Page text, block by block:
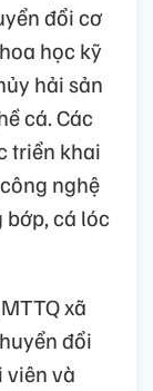
đổi cơ
học kỹ
hải sản
cá. Các
triển khai
nghệ
bớp, cá lóc
xã
đổi
viên và